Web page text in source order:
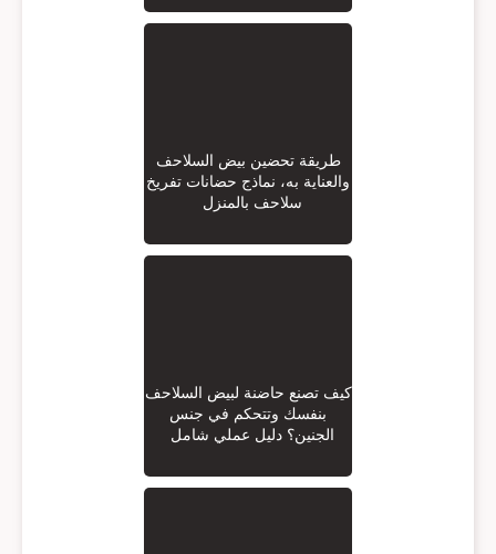
طريقة تحضين بيض السلاحف
والعناية به، نماذج حضانات تفريخ
سلاحف بالمنزل
كيف تصنع حاضنة لبيض السلاحف
بنفسك وتتحكم في جنس
الجنين؟ دليل عملي شامل